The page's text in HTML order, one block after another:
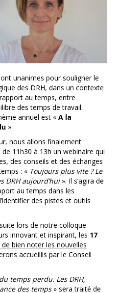
unanimes pour souligner le
des DRH, dans un contexte
au temps, entre
des temps de travail.
annuel est « A la
»
nous allons finalement
11h30 à 13h un webinaire qui
des conseils et des échanges
: « Toujours plus vite ? Le
DRH aujourd’hui ». Il s’agira de
au temps dans les
des pistes et outils
lors de notre colloque
innovant et inspirant, les 17
bien noter les nouvelles
accueillis par le Conseil
temps perdu. Les DRH,
des temps» sera traité de